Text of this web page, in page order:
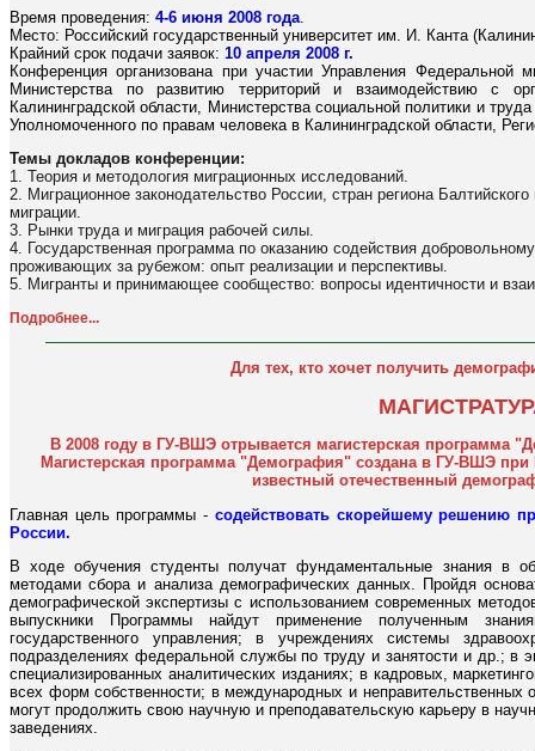
Время проведения: 4-6 июня 2008 года
Место: Российский государственный университет им. И. Канта
Крайний срок подачи заявок: 10 апреля 2008 г.
Конференция организована при участии Управления Федеральной
Министерства по развитию территорий и взаимодействию с
Калининградской области, Министерства социальной политики и
Уполномоченного по правам человека в Калининградской области,
Темы докладов конференции:
1. Теория и методология миграционных исследований.
2. Миграционное законодательство России, стран региона
миграции.
3. Рынки труда и миграция рабочей силы.
4. Государственная программа по оказанию содействия
проживающих за рубежом: опыт реализации и перспективы.
5. Мигранты и принимающее сообщество: вопросы идентичности и
Подробнее...
Для тех, кто хочет получить
В 2008 году в ГУ-ВШЭ отрывается магистерская программа
Магистерская программа "Демография" создана в ГУ-ВШЭ при
известный отечественный
Главная цель программы - содействовать скорейшему решению
России.
В ходе обучения студенты получат фундаментальные знания в
методами сбора и анализа демографических данных. Пройдя
демографической экспертизы с использованием современных
выпускники Программы найдут применение полученным
государственного управления; в учреждениях системы
подразделениях федеральной службы по труду и занятости и др.; в
специализированных аналитических изданиях; в кадровых,
всех форм собственности; в международных и
могут продолжить свою научную и преподавательскую карьеру в
заведениях.